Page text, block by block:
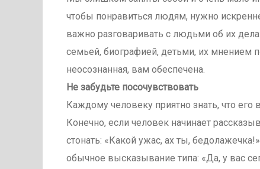
чтобы понравиться людям, нужно
важно разговаривать с людьми об их
семьей, биографией, детьми, их мнением
неосознанная, вам обеспечена.
Не забудьте посочувствовать
Каждому человеку приятно знать, что
Конечно, если человек начинает
стонать: «Какой ужас, ах ты,
обычное высказывание типа: «Да, у вас